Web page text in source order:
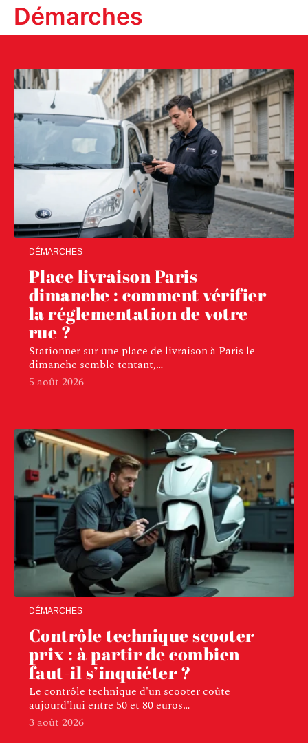
Démarches
DÉMARCHES
Place livraison Paris
dimanche : comment vérifier
la réglementation de votre
rue ?
Stationner sur une place de livraison à Paris le
dimanche semble tentant,…
5 août 2026
DÉMARCHES
Contrôle technique scooter
prix : à partir de combien
faut-il s’inquiéter ?
Le contrôle technique d'un scooter coûte
aujourd'hui entre 50 et 80 euros…
3 août 2026